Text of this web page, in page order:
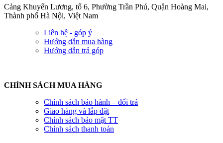
Cảng Khuyến Lương, tổ 6, Phường Trần Phú, Quận Hoàng Mai,
Thành phố Hà Nội, Việt Nam
Liên hệ - góp ý
Hướng dẫn mua hàng
Hướng dẫn trả góp
CHÍNH SÁCH MUA HÀNG
Chính sách bảo hành – đổi trả
Giao hàng và lắp đặt
Chính sách bảo mật TT
Chính sách thanh toán